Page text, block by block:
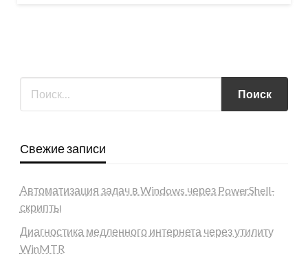
Свежие записи
Автоматизация задач в Windows через PowerShell-
скрипты
Диагностика медленного интернета через утилиту
WinMTR